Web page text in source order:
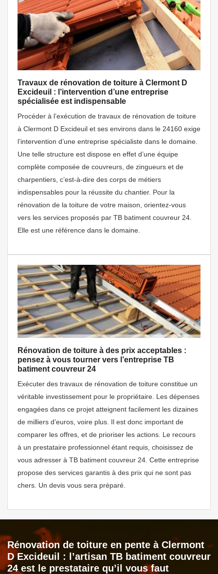
Travaux de rénovation de toiture à Clermont D
Excideuil : l’intervention d’une entreprise
spécialisée est indispensable
Procéder à l’exécution de travaux de rénovation de toiture
à Clermont D Excideuil et ses environs dans le 24160 exige
l’intervention d’une entreprise spécialiste dans le domaine.
Une telle structure est dispose en effet d’une équipe
complète composée de couvreurs, de zingueurs et de
charpentiers, c’est-à-dire des corps de métiers
indispensables pour la réussite du chantier. Pour la
rénovation de la toiture de votre maison, orientez-vous
vers les services proposés par TB batiment couvreur 24.
Elle est une référence dans le domaine.
Rénovation de toiture à des prix acceptables :
pensez à vous tourner vers l’entreprise TB
batiment couvreur 24
Exécuter des travaux de rénovation de toiture constitue un
véritable investissement pour le propriétaire. Les dépenses
engagées dans ce projet atteignent facilement les dizaines
de milliers d’euros, voire plus. Il est donc important de
comparer les offres, et de prioriser les actions. Le recours
à un prestataire professionnel étant requis, choisissez de
vous adresser à TB batiment couvreur 24. Cette entreprise
propose des services garantis à des prix qui ne sont pas
chers. Un devis vous sera préparé.
Rénovation de toiture en pente à Clermont
D Excideuil : l’artisan TB batiment couvreur
24 est le prestataire qu’il vous faut